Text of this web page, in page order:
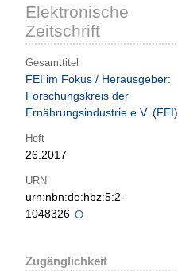
Elektronische
Zeitschrift
Gesamttitel
FEI im Fokus / Herausgeber:
Forschungskreis der
Ernährungsindustrie e.V. (FEI)
Heft
26.2017
URN
urn:nbn:de:hbz:5:2-
1048326
Zugänglichkeit